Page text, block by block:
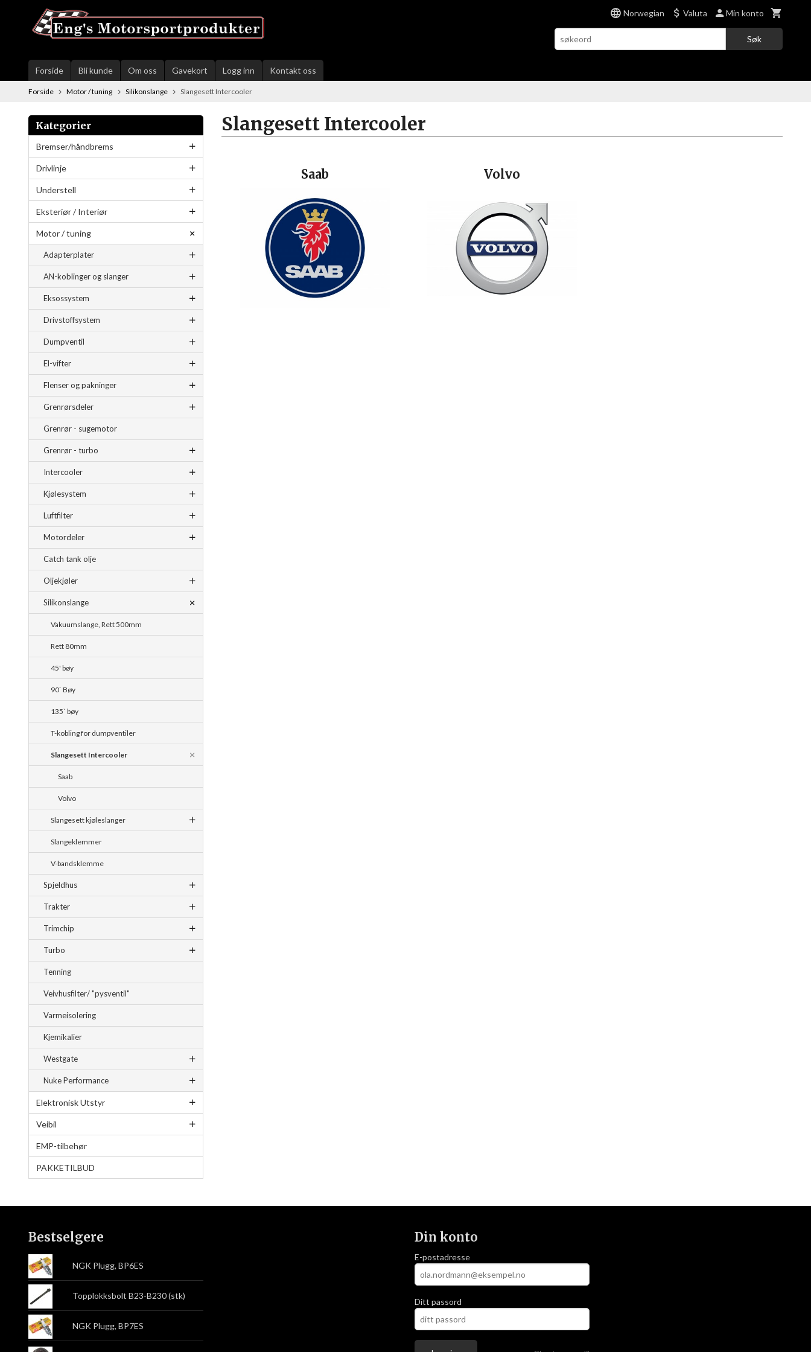
innholdet
Norwegian Valuta Min konto
Søk
Forside Bli kunde Om oss Gavekort Logg inn Kontakt oss
Forside Motor / tuning Silikonslange Slangesett Intercooler
Kategorier
Bremser/håndbrems
Drivlinje
Understell
Eksteriør / Interiør
Motor / tuning
Adapterplater
AN-koblinger og slanger
Eksossystem
Drivstoffsystem
Dumpventil
El-vifter
Flenser og pakninger
Grenrørsdeler
Grenrør - sugemotor
Grenrør - turbo
Intercooler
Kjølesystem
Luftfilter
Motordeler
Catch tank olje
Oljekjøler
Silikonslange
Vakuumslange, Rett 500mm
Rett 80mm
45' bøy
90` Bøy
135` bøy
T-kobling for dumpventiler
Slangesett Intercooler
Saab
Volvo
Slangesett kjøleslanger
Slangeklemmer
V-bandsklemme
Spjeldhus
Trakter
Trimchip
Turbo
Tenning
Veivhusfilter/ "pysventil"
Varmeisolering
Kjemikalier
Westgate
Nuke Performance
Elektronisk Utstyr
Veibil
EMP-tilbehør
PAKKETILBUD
Slangesett Intercooler
Saab Volvo
Bestselgere
NGK Plugg, BP6ES
Topplokksbolt B23-B230 (stk)
NGK Plugg, BP7ES
Din konto
E-postadresse
Ditt passord